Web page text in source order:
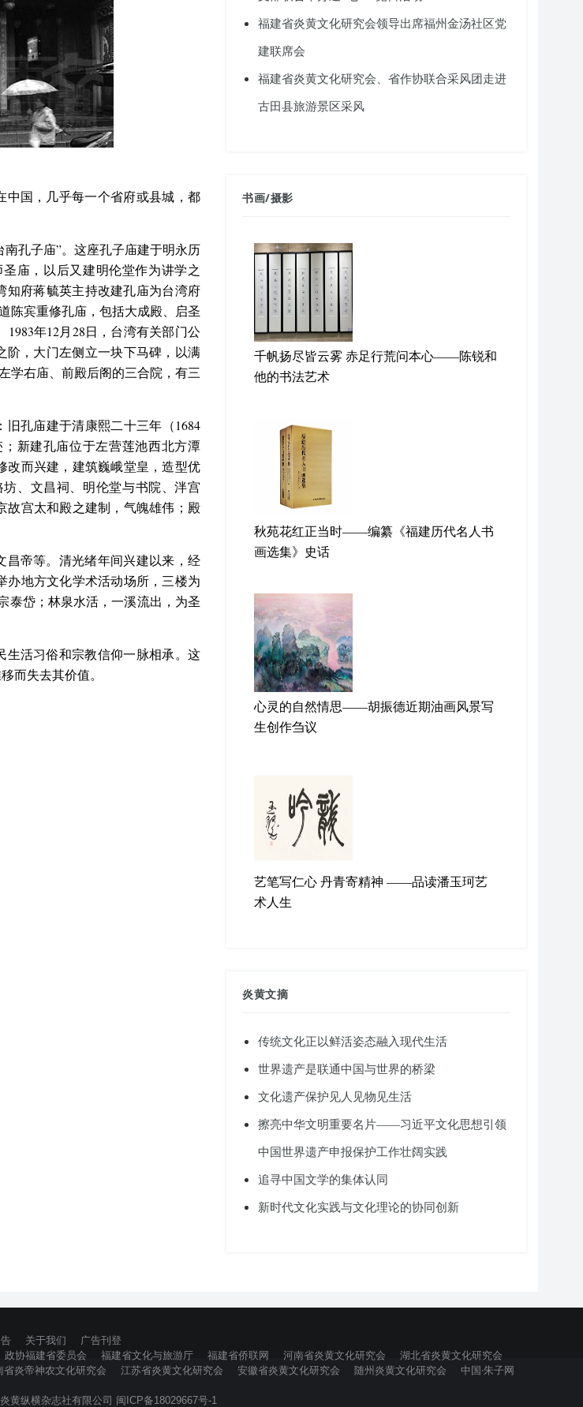
中国，几乎每一个省府或县城，都
孔子庙”。这座孔子庙建于明永历
庙，以后又建明伦堂作为讲学之
知府蒋毓英主持改建孔庙为台湾府
陈宾重修孔庙，包括大成殿、启圣
年12月28日，台湾有关部门公
阶，大门左侧立一块下马碑，以满
学右庙、前殿后阁的三合院，有三
孔庙建于清康熙二十三年（1684
新建孔庙位于左营莲池西北方潭
改而兴建，建筑巍峨堂皇，造型优
、文昌祠、明伦堂与书院、泮宫
故宫太和殿之建制，气魄雄伟；殿
昌帝等。清光绪年间兴建以来，经
办地方文化学术活动场所，三楼为
泰岱；林泉水活，一溪流出，为圣
生活习俗和宗教信仰一脉相承。这
而失去其价值。
福建省炎黄文化研究会领导出席福州金汤社区党
建联席会
福建省炎黄文化研究会、省作协联合采风团走进
古田县旅游景区采风
书画/摄影
千帆扬尽皆云雾 赤足行荒问本心——陈锐和
他的书法艺术
秋苑花红正当时——编纂《福建历代名人书
画选集》史话
心灵的自然情思——胡振德近期油画风景写
生创作刍议
艺笔写仁心 丹青寄精神 ——品读潘玉珂艺
术人生
炎黄文摘
传统文化正以鲜活姿态融入现代生活
世界遗产是联通中国与世界的桥梁
文化遗产保护见人见物见生活
擦亮中华文明重要名片——习近平文化思想引领
中国世界遗产申报保护工作壮阔实践
追寻中国文学的集体认同
新时代文化实践与文化理论的协同创新
关于我们
广告刊登
政协福建省委员会 福建省文化与旅游厅 福建省侨联网 河南省炎黄文化研究会
湖北省炎黄文化研究会
省炎帝神农文化研究会
江苏省炎黄文化研究会 安徽省炎黄文化研究会 随州炎黄文化研究会 中国·朱子网
黄纵横杂志社有限公司 闽ICP备18029667号-1